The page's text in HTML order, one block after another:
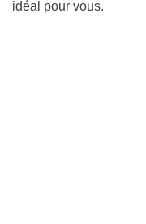
idéal pour vous.